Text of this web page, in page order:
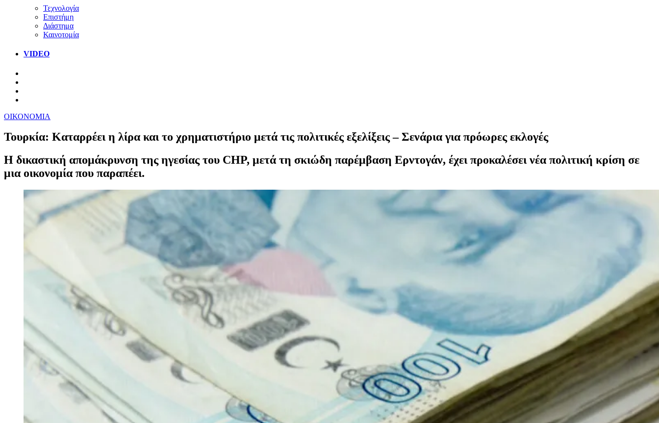
Τεχνολογία
Επιστήμη
Διάστημα
Καινοτομία
VIDEO
ΟΙΚΟΝΟΜΙΑ
Τουρκία: Καταρρέει η λίρα και το χρηματιστήριο μετά τις πολιτικές εξελίξεις – Σενάρια για πρόωρες εκλογές
H δικαστική απομάκρυνση της ηγεσίας του CHP, μετά τη σκιώδη παρέμβαση Ερντογάν, έχει προκαλέσει νέα πολιτική κρίση σε
μια οικονομία που παραπέει.